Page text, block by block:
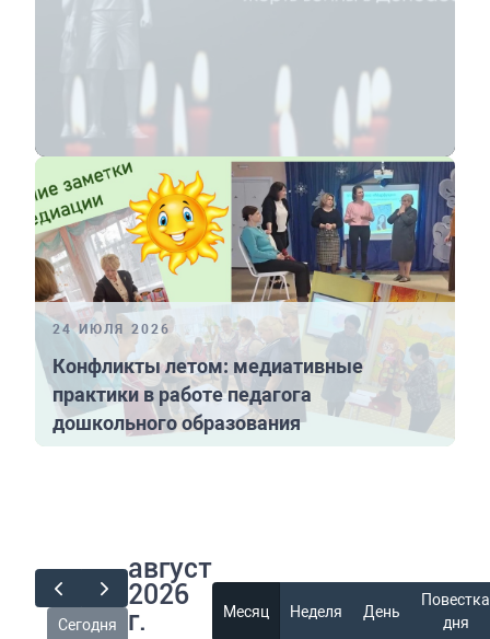
24 ИЮЛЯ 2026
Конфликты летом: медиативные
практики в работе педагога
дошкольного образования
Сегодня
август
2026
г.
Месяц Неделя День
Повестка
дня